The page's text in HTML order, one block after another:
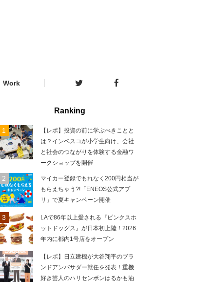
Work
Ranking
【レポ】投資の前に学ぶべきことと
は？インベスコが小学生向け、会社
と社会のつながりを体験する金融ワ
ークショップを開催
マイカー登録でもれなく200円相当が
もらえちゃう?!「ENEOS公式アプ
リ」で夏キャンペーン開催
LAで86年以上愛される『ピンクスホ
ットドッグス』が日本初上陸！2026
年内に都内1号店をオープン
【レポ】日立建機が大谷翔平のブラ
ンドアンバサダー就任を発表！重機
好き芸人のハリセンボンはるかも油